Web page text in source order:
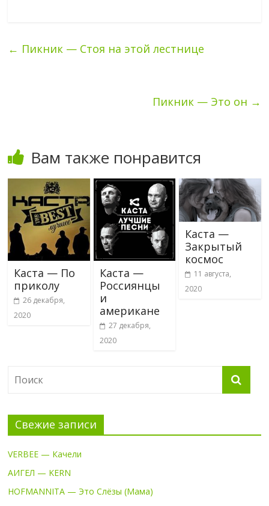
← Пикник — Стоя на этой лестнице
Пикник — Это он →
Вам также понравится
Каста — По
приколу
26 декабря,
2020
Каста —
Россиянцы
и
американе
27 декабря,
2020
Каста —
Закрытый
космос
11 августа,
2020
Свежие записи
VERBEE — Качели
АИГЕЛ — KERN
HOFMANNITA — Это Слёзы (Мама)